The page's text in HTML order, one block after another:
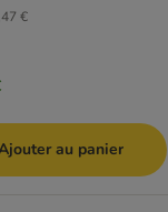
€
au panier